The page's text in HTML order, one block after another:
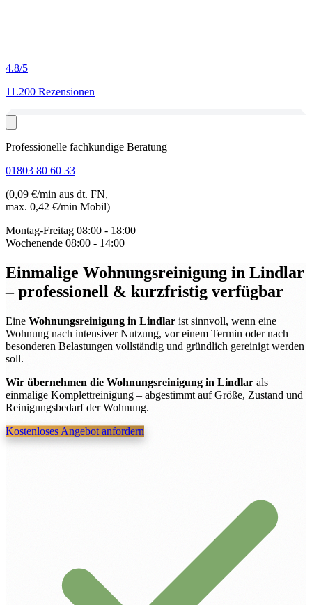
4.8/5
11.200 Rezensionen
Professionelle fachkundige Beratung
01803 80 60 33
(0,09 €/min aus dt. FN,
max. 0,42 €/min Mobil)
Montag-Freitag 08:00 - 18:00
Wochenende 08:00 - 14:00
Einmalige Wohnungsreinigung in Lindlar
– professionell & kurzfristig verfügbar
Eine Wohnungsreinigung in Lindlar ist sinnvoll, wenn eine
Wohnung nach intensiver Nutzung, vor einem Termin oder nach
besonderen Belastungen vollständig und gründlich gereinigt werden
soll.
Wir übernehmen die Wohnungsreinigung in Lindlar als
einmalige Komplettreinigung – abgestimmt auf Größe, Zustand und
Reinigungsbedarf der Wohnung.
Kostenloses Angebot anfordern